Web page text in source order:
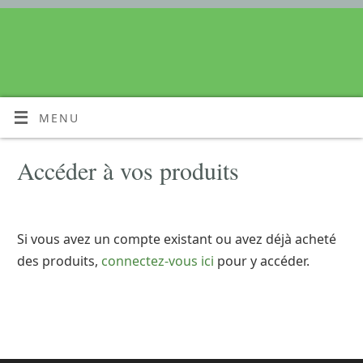
MENU
Accéder à vos produits
Si vous avez un compte existant ou avez déjà acheté
des produits, connectez-vous ici pour y accéder.